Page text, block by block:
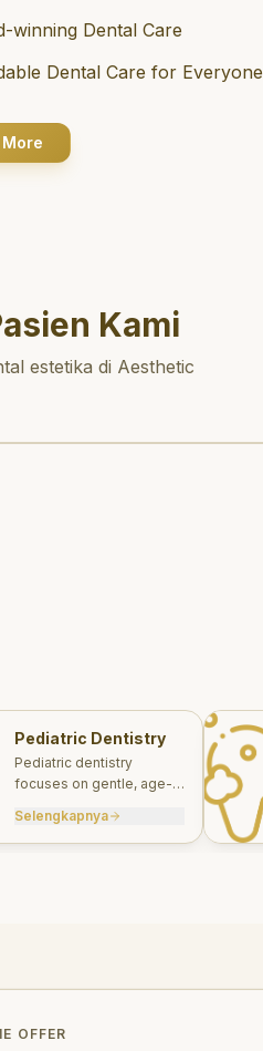
winning Dental Care
Dental Care for Everyone
Kami
estetika di Aesthetic
Pediatric Dentistry
Pediatric dentistry
focuses on gentle, age-
for infants, children, and
teens.
Selengkapnya
OFFER